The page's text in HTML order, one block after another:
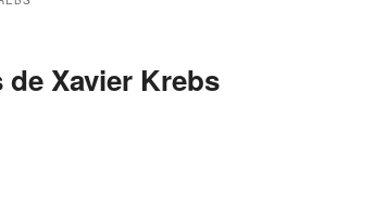
Xavier Krebs